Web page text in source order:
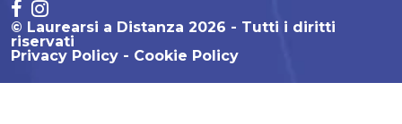
© Laurearsi a Distanza 2026 - Tutti i diritti
riservati
Privacy Policy
Cookie Policy